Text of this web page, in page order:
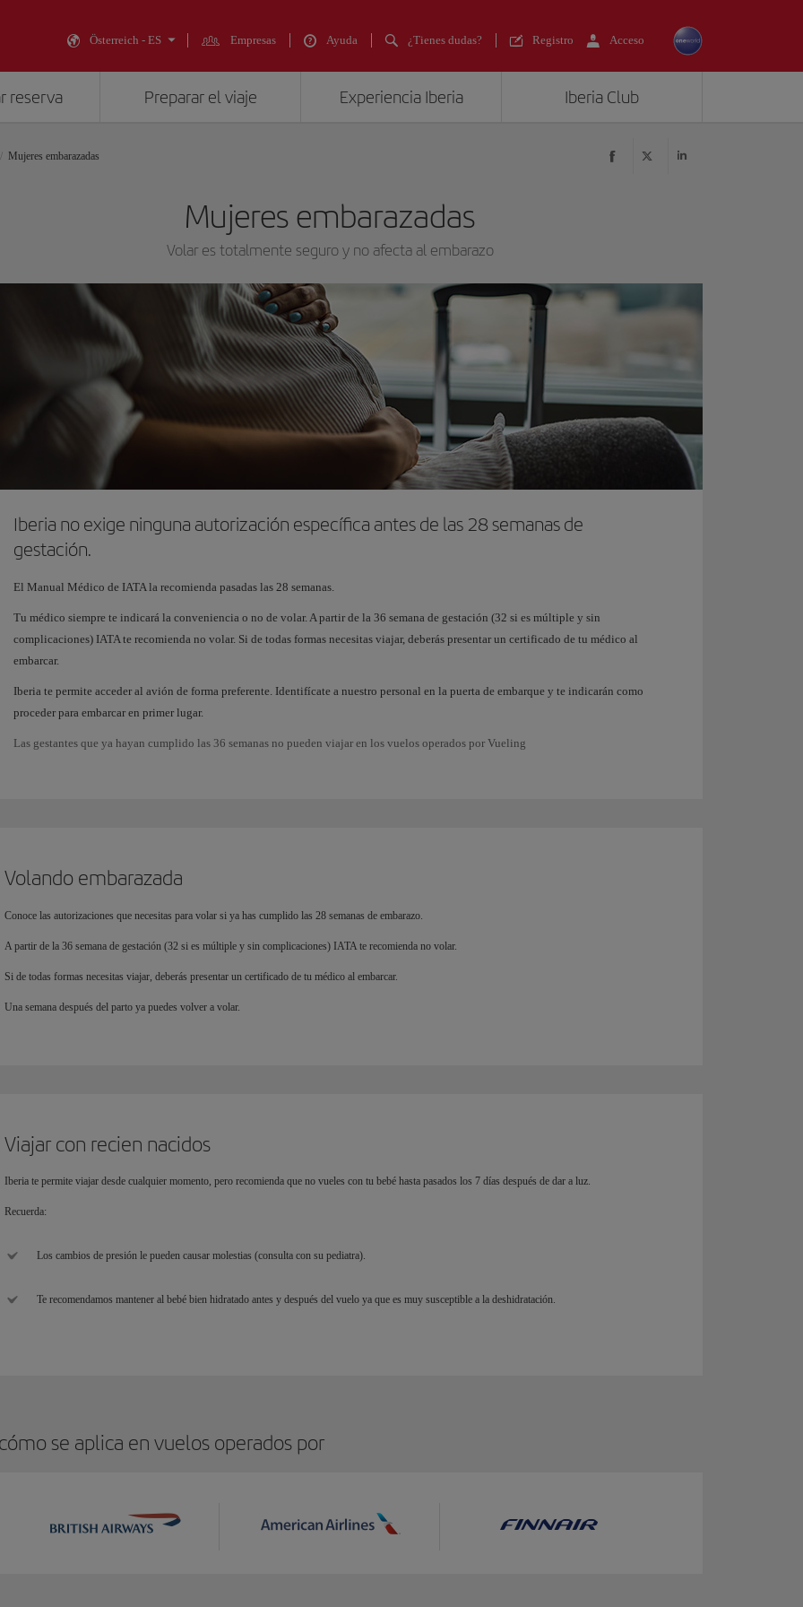
Österreich - ES Empresas Ayuda ¿Tienes dudas? Registro Acceso
reserva Preparar el viaje Experiencia Iberia Iberia Club
Mujeres embarazadas
Mujeres embarazadas
Volar es totalmente seguro y no afecta al embarazo
Iberia no exige ninguna autorización específica antes de las 28 semanas de
gestación.
El Manual Médico de IATA la recomienda pasadas las 28 semanas.
Tu médico siempre te indicará la conveniencia o no de volar. A partir de la 36 semana de gestación (32 si es múltiple y sin
complicaciones) IATA te recomienda no volar. Si de todas formas necesitas viajar, deberás presentar un certificado de tu médico al
embarcar.
Iberia te permite acceder al avión de forma preferente. Identifícate a nuestro personal en la puerta de embarque y te indicarán como
proceder para embarcar en primer lugar.
Las gestantes que ya hayan cumplido las 36 semanas no pueden viajar en los vuelos operados por Vueling
Volando embarazada
Conoce las autorizaciones que necesitas para volar si ya has cumplido las 28 semanas de embarazo.
A partir de la 36 semana de gestación (32 si es múltiple y sin complicaciones) IATA te recomienda no volar.
Si de todas formas necesitas viajar, deberás presentar un certificado de tu médico al embarcar.
Una semana después del parto ya puedes volver a volar.
Viajar con recien nacidos
Iberia te permite viajar desde cualquier momento, pero recomienda que no vueles con tu bebé hasta pasados los 7 días después de dar a luz.
Recuerda:
Los cambios de presión le pueden causar molestias (consulta con su pediatra).
Te recomendamos mantener al bebé bien hidratado antes y después del vuelo ya que es muy susceptible a la deshidratación.
se aplica en vuelos operados por